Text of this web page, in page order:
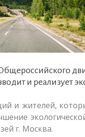
и реализует
и жителей,
г. Москва.